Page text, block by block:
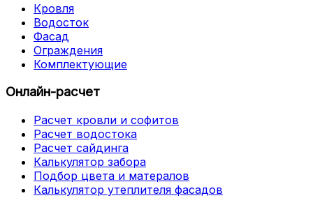
Кровля
Водосток
Фасад
Ограждения
Комплектующие
Онлайн-расчет
Расчет кровли и софитов
Расчет водостока
Расчет сайдинга
Калькулятор забора
Подбор цвета и матералов
Калькулятор утеплителя фасадов